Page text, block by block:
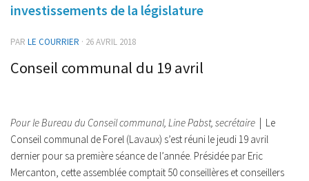
investissements de la législature
PAR LE COURRIER · 26 AVRIL 2018
Conseil communal du 19 avril
Pour le Bureau du Conseil communal, Line Pabst, secrétaire | Le
Conseil communal de Forel (Lavaux) s’est réuni le jeudi 19 avril
dernier pour sa première séance de l’année. Présidée par Eric
Mercanton, cette assemblée comptait 50 conseillères et conseillers